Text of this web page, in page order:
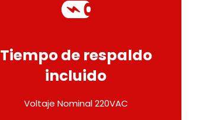
Tiempo de respaldo
incluido
Voltaje Nominal 220VAC